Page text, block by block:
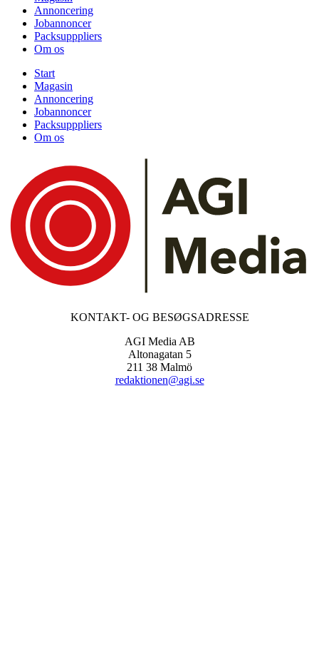
Annoncering
Jobannoncer
Packsupppliers
Om os
Start
Magasin
Annoncering
Jobannoncer
Packsupppliers
Om os
KONTAKT- OG BESØGSADRESSE
AGI Media AB
Altonagatan 5
211 38 Malmö
redaktionen@agi.se